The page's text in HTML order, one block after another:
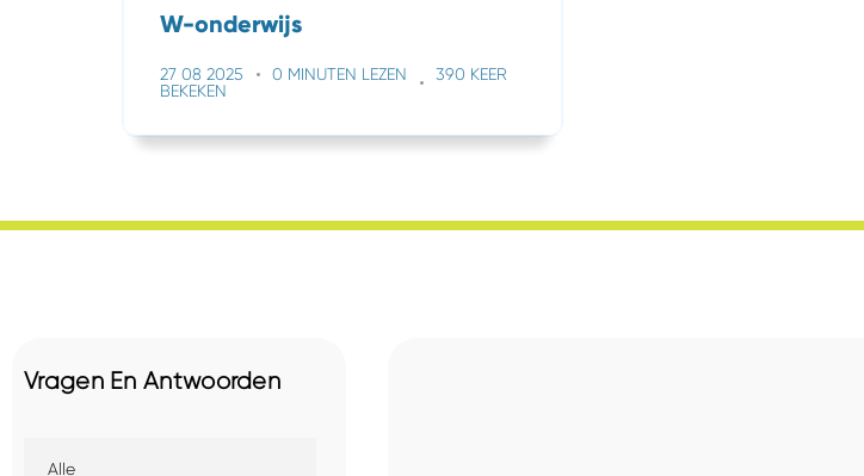
W-onderwijs
27 08 2025 0 MINUTEN LEZEN
390 KEER
BEKEKEN
Vragen En Antwoorden
Alle